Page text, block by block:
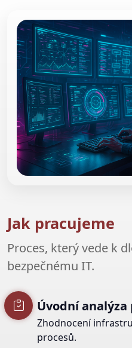
Jak pracujeme
Proces, který vede k
bezpečnému IT.
Úvodní
Zhodnocení
procesů.